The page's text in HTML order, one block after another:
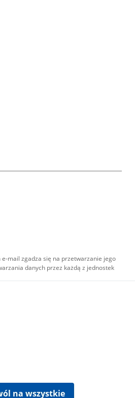
mail zgadza się na przetwarzanie jego
danych przez każdą z jednostek
na wszystkie